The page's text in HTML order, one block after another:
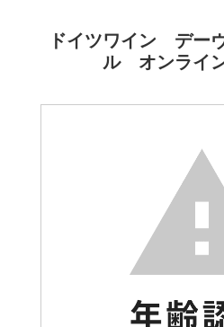
ドイツワイン デー
ル オンライ